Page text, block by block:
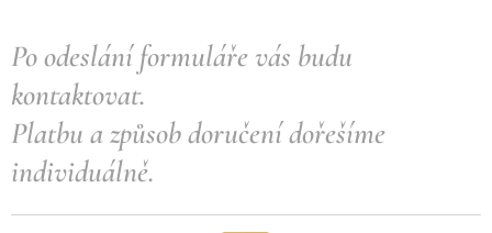
Po odeslání formuláře vás budu
kontaktovat.
Platbu a způsob doručení dořešíme
individuálně.